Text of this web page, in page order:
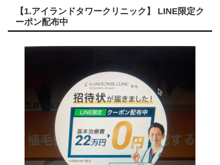
【1.アイランドタワークリニック】 LINE限定ク
ーポン配布中